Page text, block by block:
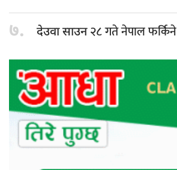
७. देउवा साउन२८ गते नेपाल फर्किने